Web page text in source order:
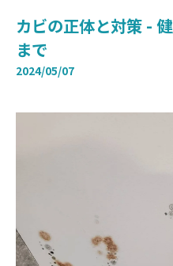
カビの正体と対策 -
まで
2024/05/07